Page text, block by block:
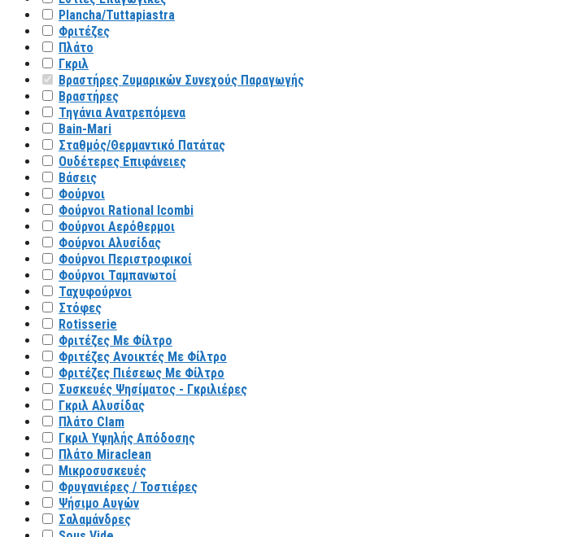
Plancha/Tuttapiastra
Φριτέζες
Πλάτο
Γκριλ
Βραστήρες Ζυμαρικών Συνεχούς Παραγωγής
Βραστήρες
Τηγάνια Ανατρεπόμενα
Bain-Mari
Σταθμός/Θερμαντικό Πατάτας
Ουδέτερες Επιφάνειες
Βάσεις
Φούρνοι
Φούρνοι Rational Icombi
Φούρνοι Αερόθερμοι
Φούρνοι Αλυσίδας
Φούρνοι Περιστροφικοί
Φούρνοι Ταμπανωτοί
Ταχυφούρνοι
Στόφες
Rotisserie
Φριτέζες Με Φίλτρο
Φριτέζες Ανοικτές Με Φίλτρο
Φριτέζες Πιέσεως Με Φίλτρο
Συσκευές Ψησίματος - Γκριλιέρες
Γκριλ Αλυσίδας
Πλάτο Clam
Γκριλ Υψηλής Απόδοσης
Πλάτο Miraclean
Μικροσυσκευές
Φρυγανιέρες / Τοστιέρες
Ψήσιμο Αυγών
Σαλαμάνδρες